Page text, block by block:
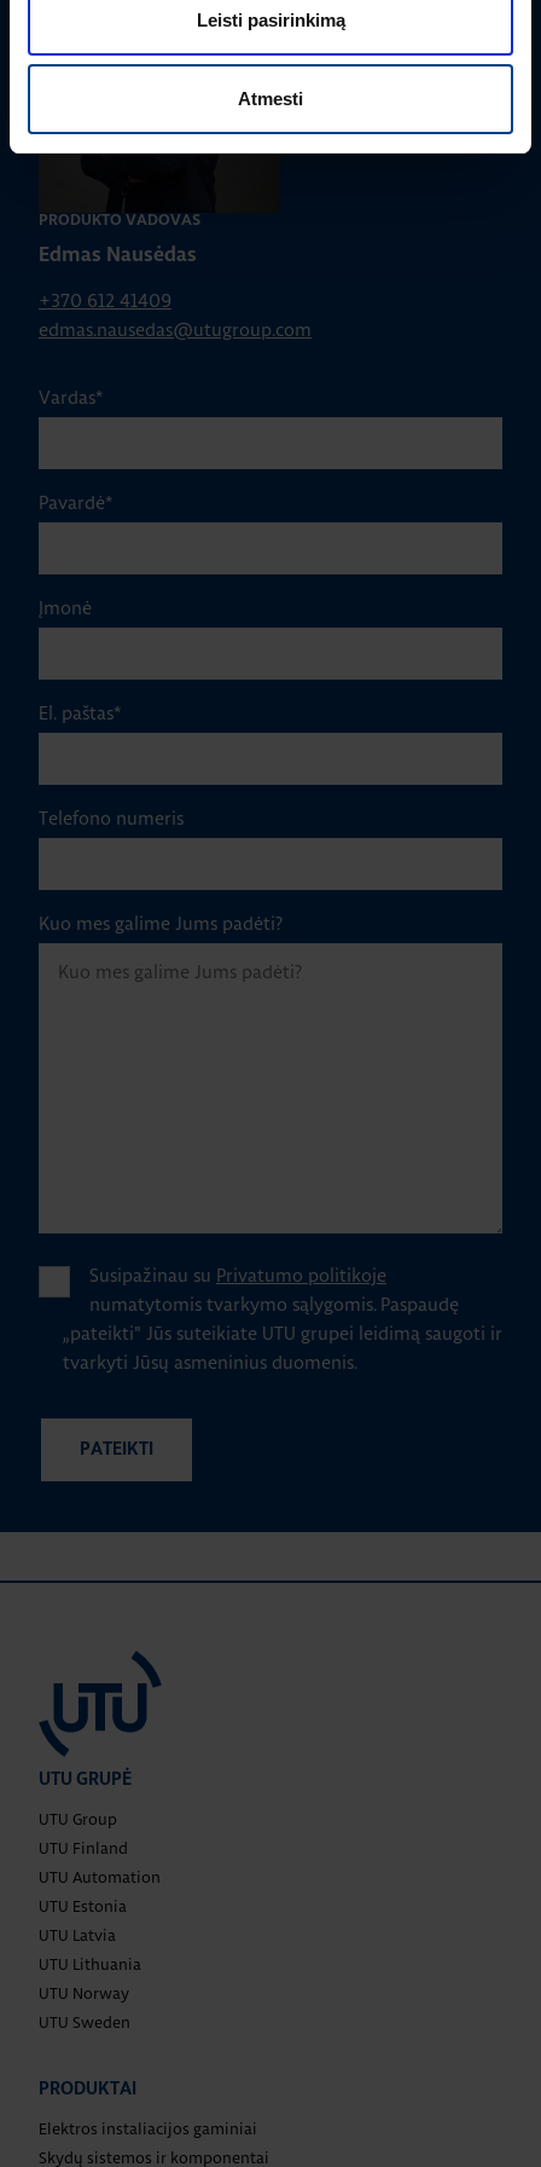
Leisti pasirinkimą
Atmesti
PRODUKTO VADOVAS
Edmas Nausėdas
+370 612 41409
edmas.nausedas@utugroup.com
Vardas*
Pavardė*
Įmonė
El. paštas*
Telefono numeris
Kuo mes galime Jums padėti?
Susipažinau su Privatumo politikoje
numatytomis tvarkymo sąlygomis. Paspaudę
„pateikti" Jūs suteikiate UTU grupei leidimą saugoti ir
tvarkyti Jūsų asmeninius duomenis.
UTU GRUPĖ
UTU Group
UTU Finland
UTU Automation
UTU Estonia
UTU Latvia
UTU Lithuania
UTU Norway
UTU Sweden
PRODUKTAI
Elektros instaliacijos gaminiai
Skydų sistemos ir komponentai